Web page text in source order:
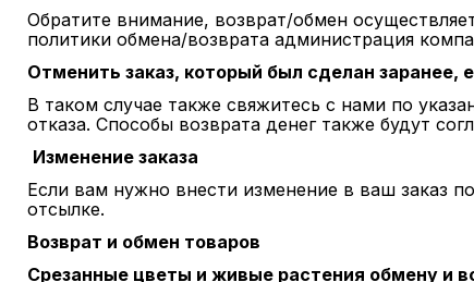
Обратите внимание, возврат/обмен
политики обмена/возврата администрация
Отменить заказ, который был сделан заранее,
В таком случае также свяжитесь с нами по
отказа. Способы возврата денег также будут
Изменение заказа
Если вам нужно внести изменение в ваш заказ
отсылке.
Возврат и обмен товаров
Срезанные цветы и живые растения обмену и